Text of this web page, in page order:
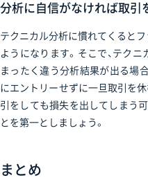
分析に自信がなければ取引
テクニカル分析に慣れてくると
ようになります。そこで、テク
まったく違う分析結果が出る場
にエントリーせずに一旦取引を
引をしても損失を出してしまう
とを第一としましょう。
まとめ